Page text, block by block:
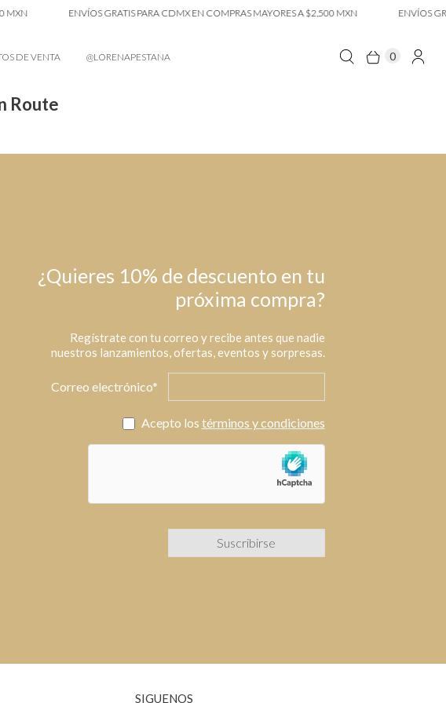
ENVÍOS GRATIS PARA CDMX EN COMPRAS MAYORES A $2,500 MXN ENVÍOS
DE VENTA @LORENAPESTANA 0
Route
¿Quieres 10% de descuento en tu
próxima compra?
Regístrate con tu correo y recibe antes que nadie
nuestros lanzamientos, ofertas, eventos y sorpresas.
Correo electrónico*
Acepto los términos y condiciones
SIGUENOS